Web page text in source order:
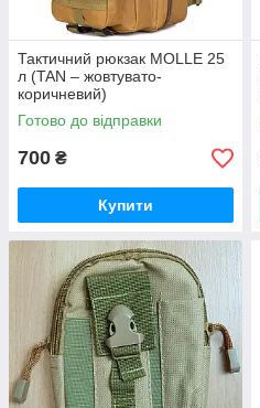
Тактичний рюкзак MOLLE 25
л (TAN – жовтувато-
коричневий)
Готово до відправки
700 ₴
Купити